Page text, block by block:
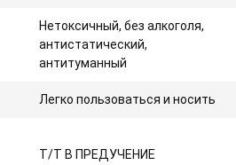
Нетоксичный, без алкоголя,
антистатический,
антитуманный
Легко пользоваться и носить
T/T В ПРЕДУЧЕНИЕ